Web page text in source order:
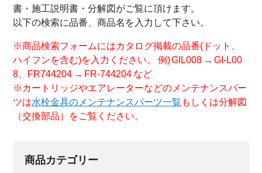
書・施工説明書・分解図がご覧に頂けます。
以下の検索に品番、商品名を入力して下さい。
※商品検索フォームにはカタログ掲載の品番(ドット、
ハイフンを含む)を入力ください。 例) GIL008 → GI-L00
8、FR744204 → FR-744204 など
※カートリッジやエアレーターなどのメンテナンスパー
ツは水栓金具のメンテナンスパーツ一覧 もしくは分解図
（交換部品）をご覧ください。
商品カテゴリー